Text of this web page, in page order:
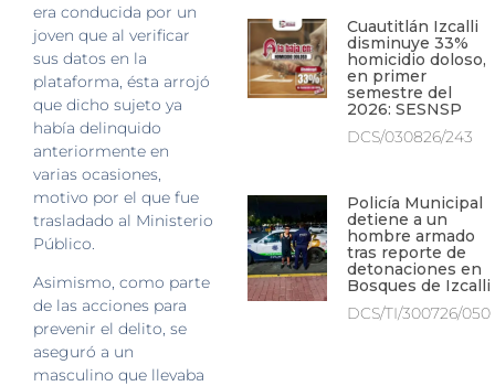
era conducida por un
joven que al verificar
sus datos en la
plataforma, ésta arrojó
que dicho sujeto ya
había delinquido
anteriormente en
varias ocasiones,
motivo por el que fue
trasladado al Ministerio
Público.
Asimismo, como parte
de las acciones para
prevenir el delito, se
aseguró a un
masculino que llevaba
Cuautitlán Izcalli
disminuye 33%
homicidio doloso,
en primer
semestre del
2026: SESNSP
DCS/030826/243
Policía Municipal
detiene a un
hombre armado
tras reporte de
detonaciones en
Bosques de Izcalli
DCS/TI/300726/050